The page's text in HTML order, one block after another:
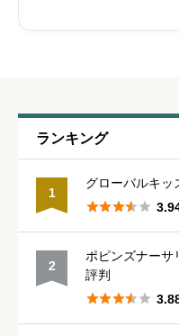
星の数をお選びください
星の数をお選びください
ランキング
1
グローバルキッ

2
ポピンズナーサ
評判
